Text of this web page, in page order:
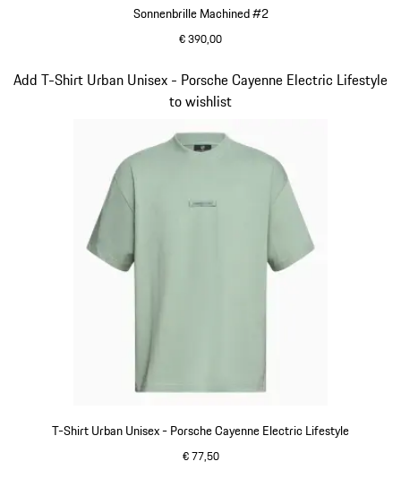
Sonnenbrille Machined #2
€ 390,00
T-Shirt Urban Unisex - Porsche Cayenne Electric Lifestyle
€ 77,50
Add T-Shirt Urban Unisex - Porsche Cayenne Electric Lifestyle
to wishlist
Slide 2 von 15